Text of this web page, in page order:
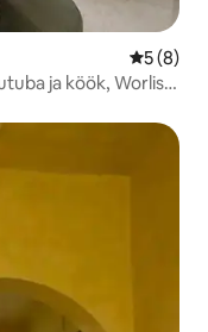
5 (8)
ja köök, Worlis /